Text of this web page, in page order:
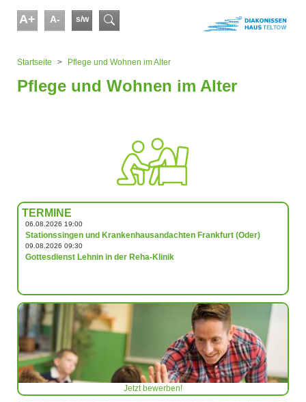
A+ A- s/w Suchformular
Startseite
Pflege und Wohnen im Alter
Pflege und Wohnen im Alter
TERMINE
06.08.2026 19:00
Stationssingen und Krankenhausandachten Frankfurt (Oder)
09.08.2026 09:30
Gottesdienst Lehnin in der Reha-Klinik
Jetzt bewerben!